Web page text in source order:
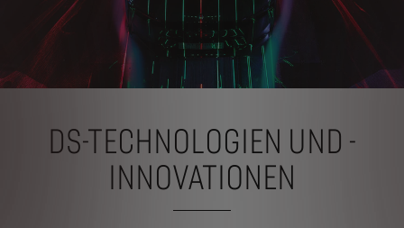
DS-TECHNOLOGIEN UND -
INNOVATIONEN